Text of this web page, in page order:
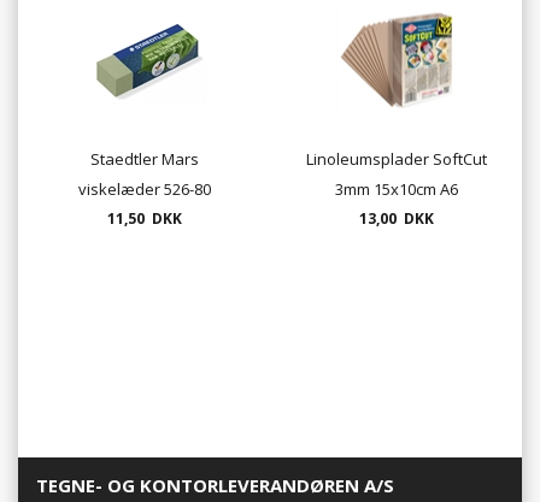
Staedtler Mars
viskelæder 526-80
11,50 DKK
Linoleumsplader SoftCut
3mm 15x10cm A6
13,00 DKK
TEGNE- OG KONTORLEVERANDØREN A/S